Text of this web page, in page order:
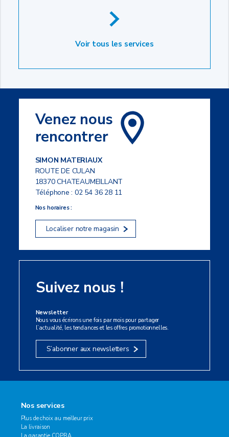
Voir tous les services
Venez nous
rencontrer
SIMON MATERIAUX
ROUTE DE CULAN
18370 CHATEAUMEILLANT
Téléphone :02 54 36 28 11
Nos horaires :
Localiser notre magasin
Suivez nous !
Newsletter
Nous vous écrirons une fois par mois pour partager
l’actualité, les tendances et les offres promotionnelles.
S’abonner aux newsletters
Nos services
Plus de choix au meilleur prix
La livraison